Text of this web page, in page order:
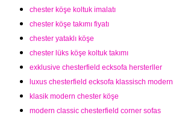
chester köşe koltuk imalatı
chester köşe takımı fiyatı
chester yataklı köşe
chester lüks köşe koltuk takımı
exklusive chesterfield ecksofa hersterller
luxus chesterfield ecksofa klassisch modern
klasik modern chester köşe
modern classic chesterfield corner sofas